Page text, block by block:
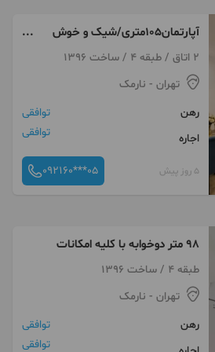
آپارتمان۱۰۵متری/شیک و خوش
نقشه/فول/ احدزاده
2 اتاق / طبقه 4 / ساخت 1396
تهران - نارمک
رهن
توافقی
اجاره
توافقی
5 روز پیش 092160***05
۹۸ متر دوخوابه با کلیه امکانات
طبقه 4 / ساخت 1396
تهران - نارمک
رهن
توافقی
توافقی